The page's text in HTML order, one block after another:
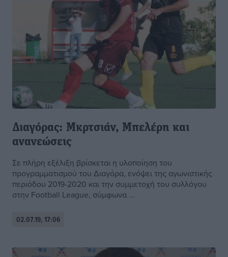
Διαγόρας: Μκρτσιάν, Μπελέρη και
ανανεώσεις
Σε πλήρη εξέλιξη βρίσκεται η υλοποίηση του
προγραμματισμού του Διαγόρα, ενόψει της αγωνιστικής
περιόδου 2019-2020 και την συμμετοχή του συλλόγου
στην Football League, σύμφωνα ...
02.07.19, 17:06